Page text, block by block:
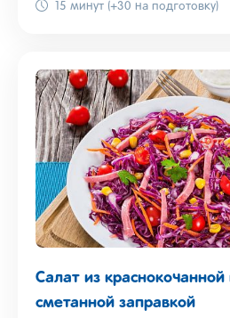
15 минут (+30 на подготовку)
Салат из краснокочанной
сметанной заправкой